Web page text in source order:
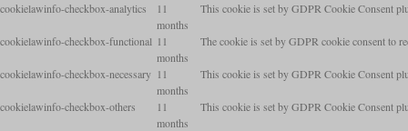
cookielawinfo-checkbox-analytics
11
months
This cookie is set by GDPR Cookie Consent
cookielawinfo-checkbox-functional 11
months
The cookie is set by GDPR cookie consent to
cookielawinfo-checkbox-necessary 11
months
This cookie is set by GDPR Cookie Consent
cookielawinfo-checkbox-others
11
months
This cookie is set by GDPR Cookie Consent